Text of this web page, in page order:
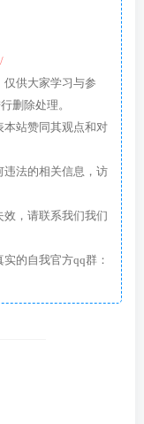
供大家学习与参
删除处理。
本站赞同其观点和对
违法的相关信息，访
，请联系我们我们
的自我官方qq群：